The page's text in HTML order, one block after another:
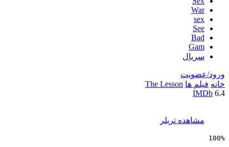
War
sex
See
Bad
Gam
سریال
ورود/عضویت
خانه فیلم ها The Lesson
IMDb 6.4
مشاهده تریلر
100%